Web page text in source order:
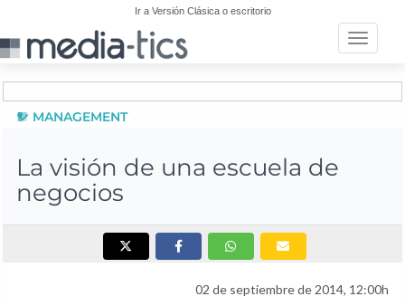
Ir a Versión Clásica o escritorio
Toggle
MANAGEMENT
La visión de una escuela de
negocios
02 de septiembre de 2014, 12:00h